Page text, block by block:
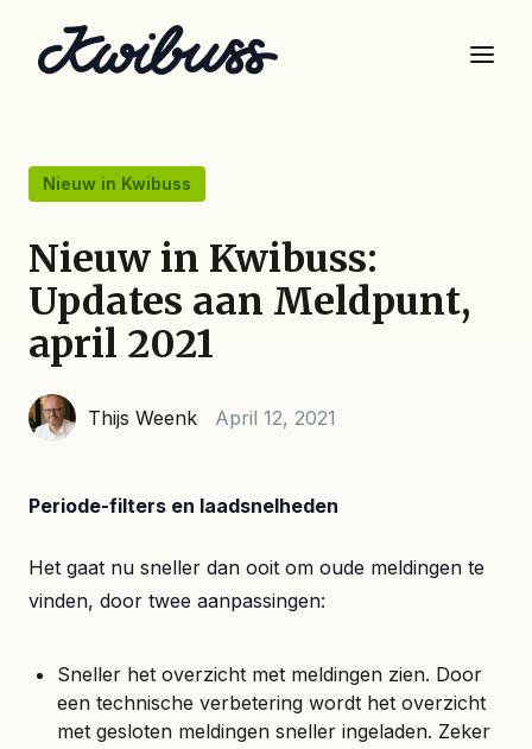
Nieuw in Kwibuss
Nieuw in Kwibuss:
Updates aan Meldpunt,
april 2021
Thijs Weenk April 12, 2021
Periode-filters en laadsnelheden
Het gaat nu sneller dan ooit om oude meldingen te
vinden, door twee aanpassingen:
Sneller het overzicht met meldingen zien. Door
een technische verbetering wordt het overzicht
met gesloten meldingen sneller ingeladen. Zeker